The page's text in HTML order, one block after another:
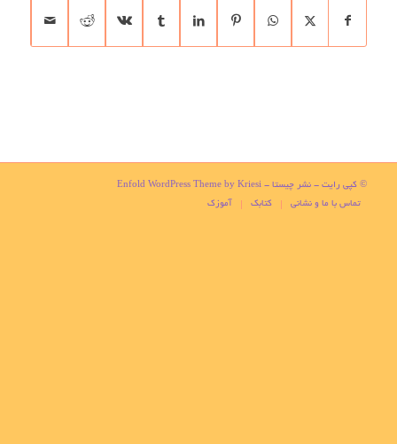
© کپی رایت - نشر چیستا-
Enfold WordPress Theme by Kriesi
تماس با ما و نشانی
کتابک آموزک